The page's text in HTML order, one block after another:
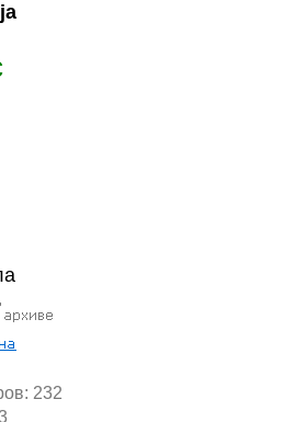
232